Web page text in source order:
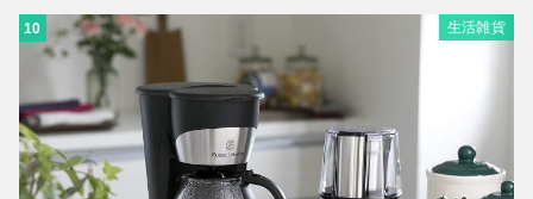
10 生活雑貨